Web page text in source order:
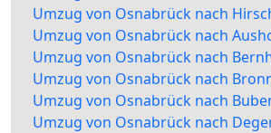
Umzug von Osnabrück nach
Umzug von Osnabrück nach
Umzug von Osnabrück nach
Umzug von Osnabrück nach
Umzug von Osnabrück nach
Umzug von Osnabrück nach